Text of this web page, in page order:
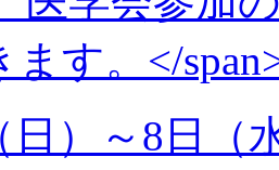
日）～8日（